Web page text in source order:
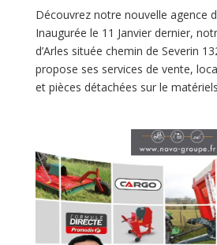
Découvrez notre nouvelle agence
Inaugurée le 11 Janvier dernier,
d’Arles située chemin de Severin
propose ses services de vente,
et pièces détachées sur le